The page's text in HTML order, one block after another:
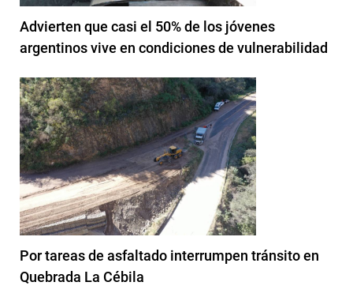
Advierten que casi el 50% de los jóvenes
argentinos vive en condiciones de vulnerabilidad
Por tareas de asfaltado interrumpen tránsito en
Quebrada La Cébila